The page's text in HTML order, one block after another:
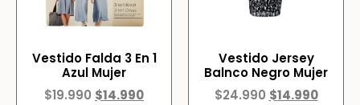
Vestido Falda 3 En 1
Azul Mujer
$19.990 $14.990
Vestido Jersey
Balnco Negro Mujer
$24.990 $14.990